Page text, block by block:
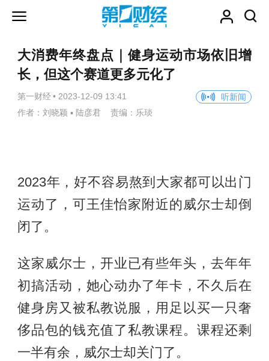
大消费年终盘点｜健身运动市场依旧增
长，但这个赛道更多元化了
第一财经 • 2023-12-09 13:41
听新闻
作者：刘晓颖 ▪ 陆彦君 责编：乐琰
2023年，好不容易熬到大家都可以出门
运动了，可王佳怡家附近的威尔士却倒
闭了。
这家威尔士，开业已有些年头，去年年
初搞活动，她心动办了年卡，不久后在
健身房又被私教说服，用足以买一只奢
侈品包的钱充值了私教课程。课程还剩
一半有余，威尔士却关门了。